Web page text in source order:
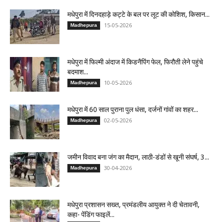
मधेपुरा में दिनदहाड़े कट्टे के बल पर लूट की कोशिश, किसान...
Madhepura 15-05-2026
मधेपुरा में फिल्मी अंदाज में किडनैपिंग फेल, फिरौती लेने पहुंचे
बदमाश...
Madhepura 10-05-2026
मधेपुरा में 60 साल पुराना पुल धंसा, दर्जनों गांवों का शहर...
Madhepura 02-05-2026
जमीन विवाद बना जंग का मैदान, लाठी-डंडों से खूनी संघर्ष, 3...
Madhepura 30-04-2026
मधेपुरा प्रशासन सख्त, प्रमंडलीय आयुक्त ने दी चेतावनी,
कहा- पेंडिंग फाइलें...